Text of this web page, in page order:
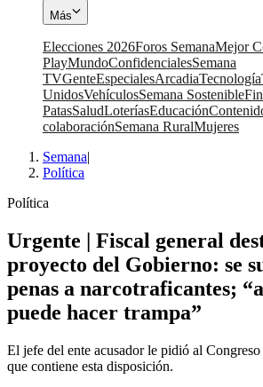
Más
Elecciones 2026Foros SemanaMejor
PlayMundoConfidencialesSemana
TVGenteEspecialesArcadiaTecnología
UnidosVehículosSemana Sostenible
PatasSaludLoteríasEducación
colaboraciónSemana RuralMujeres
Semana|
Política
Política
Urgente | Fiscal general
proyecto del Gobierno: se
penas a narcotraficantes;
puede hacer trampa”
El jefe del ente acusador le pidió al
que contiene esta disposición.